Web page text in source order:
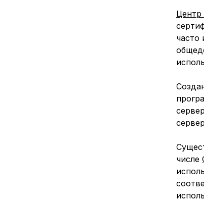
Центр
часто
числе